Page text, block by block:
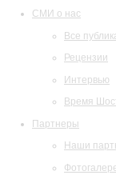
СМИ о нас
Все
Рецензии
Интервью
Время
Партнеры
Наши